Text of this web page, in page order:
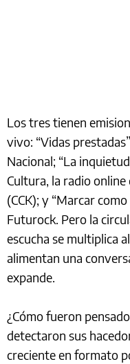
Los tres tienen
vivo: “Vidas
Nacional; “La
Cultura, la radio
(CCK); y “Marcar
Futurock. Pero la
escucha se multiplica
alimentan una
expande.
¿Cómo fueron
detectaron sus
creciente en formato